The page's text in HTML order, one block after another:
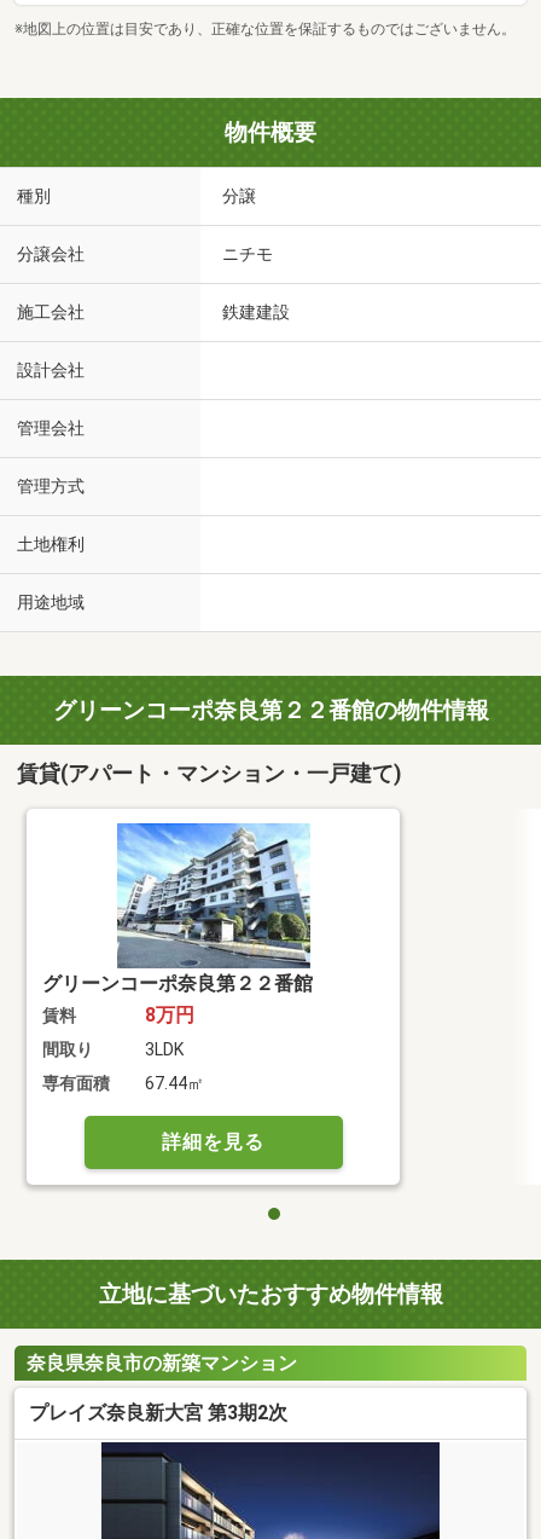
※地図上の位置は目安であり、正確な位置を保証するものではございません。
物件概要
種別 分譲
分譲会社 ニチモ
施工会社 鉄建建設
設計会社
管理会社
管理方式
土地権利
用途地域
グリーンコーポ奈良第２２番館の物件情報
賃貸(アパート・マンション・一戸建て)
グリーンコーポ奈良第２２番館
賃料 8万円
間取り
3LDK
専有面積
67.44㎡
詳細を見る
立地に基づいたおすすめ物件情報
奈良県奈良市の新築マンション
プレイズ奈良新大宮 第3期2次